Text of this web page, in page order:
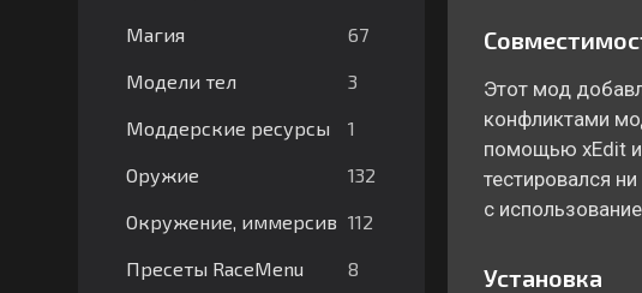
Магия 67
Модели тел 3
Моддерские ресурсы 1
Оружие 132
Окружение, иммерсив 112
Пресеты RaceMenu 8
Этот мод
конфликтами
помощью xEdit и
тестировался
с
Установка